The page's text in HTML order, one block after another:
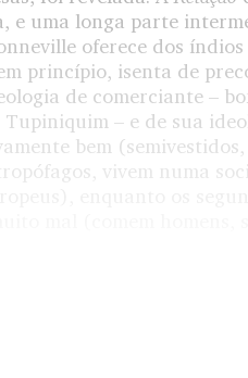
e uma longa parte
oferece dos
princípio, isenta de
de comerciante –
– e de sua
bem
vivem numa